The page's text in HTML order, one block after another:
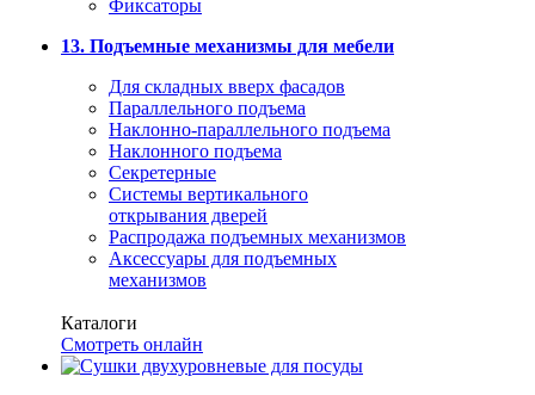
Фиксаторы
13. Подъемные механизмы для мебели
Для складных вверх фасадов
Параллельного подъема
Наклонно-параллельного подъема
Наклонного подъема
Секретерные
Системы вертикального
открывания дверей
Распродажа подъемных механизмов
Аксессуары для подъемных
механизмов
Каталоги
Смотреть онлайн